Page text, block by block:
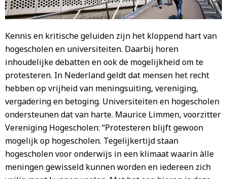
Kennis en kritische geluiden zijn het kloppend hart van
hogescholen en universiteiten. Daarbij horen
inhoudelijke debatten en ook de mogelijkheid om te
protesteren. In Nederland geldt dat mensen het recht
hebben op vrijheid van meningsuiting, vereniging,
vergadering en betoging. Universiteiten en hogescholen
ondersteunen dat van harte. Maurice Limmen, voorzitter
Vereniging Hogescholen: “Protesteren blijft gewoon
mogelijk op hogescholen. Tegelijkertijd staan
hogescholen voor onderwijs in een klimaat waarin àlle
meningen gewisseld kunnen worden en iedereen zich